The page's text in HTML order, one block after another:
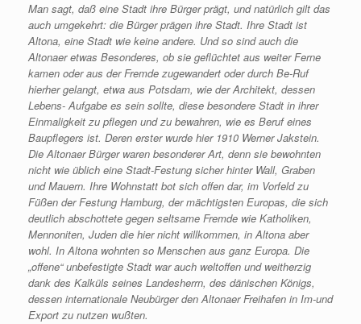
Man sagt, daß eine Stadt ihre Bürger prägt, und natürlich gilt das
auch umgekehrt: die Bürger prägen ihre Stadt. Ihre Stadt ist
Altona, eine Stadt wie keine andere. Und so sind auch die
Altonaer etwas Besonderes, ob sie geflüchtet aus weiter Ferne
kamen oder aus der Fremde zugewandert oder durch Be-Ruf
hierher gelangt, etwa aus Potsdam, wie der Architekt, dessen
Lebens- Aufgabe es sein sollte, diese besondere Stadt in ihrer
Einmaligkeit zu pflegen und zu bewahren, wie es Beruf eines
Baupflegers ist. Deren erster wurde hier 1910 Werner Jakstein.
Die Altonaer Bürger waren besonderer Art, denn sie bewohnten
nicht wie üblich eine Stadt-Festung sicher hinter Wall, Graben
und Mauern. Ihre Wohnstatt bot sich offen dar, im Vorfeld zu
Füßen der Festung Hamburg, der mächtigsten Europas, die sich
deutlich abschottete gegen seltsame Fremde wie Katholiken,
Mennoniten, Juden die hier nicht willkommen, in Altona aber
wohl. In Altona wohnten so Menschen aus ganz Europa. Die
„offene“ unbefestigte Stadt war auch weltoffen und weitherzig
dank des Kalküls seines Landesherrn, des dänischen Königs,
dessen internationale Neubürger den Altonaer Freihafen in Im-und
Export zu nutzen wußten.